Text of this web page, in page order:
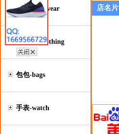
鞋类-Footwear
服装类-Clothing
包包-bags
手表-watch
店名片